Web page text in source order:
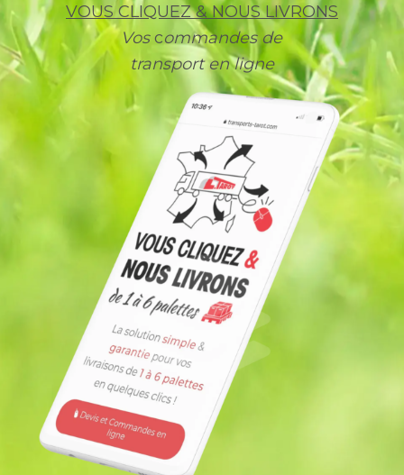
VOUS CLIQUEZ & NOUS LIVRONS
Voscommandes de
transport en ligne